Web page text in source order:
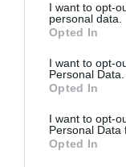
I want to opt-
personal data.
Opted In
I want to opt-
Personal Data.
Opted In
I want to opt-
Personal Data
Opted In